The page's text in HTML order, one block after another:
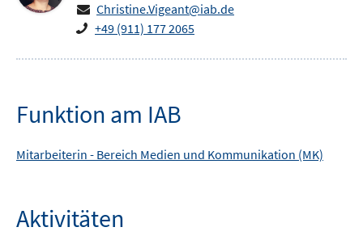
Christine.Vigeant@iab.de
+49 (911) 177 2065
Funktion am IAB
Mitarbeiterin - Bereich Medien und Kommunikation (MK)
Aktivitäten